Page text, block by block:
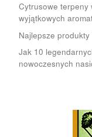
Cytrusowe terpeny
wyjątkowych
Najlepsze
Jak 10
nowoczesnych